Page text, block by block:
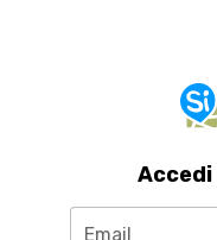
Accedi
Email